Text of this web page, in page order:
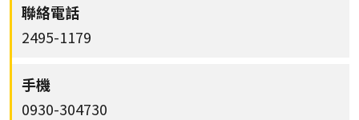
2495-1179
0930-304730